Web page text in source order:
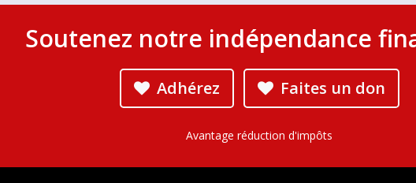
Soutenez notre indépendance
Adhérez Faites un don
Avantage réduction d'impôts